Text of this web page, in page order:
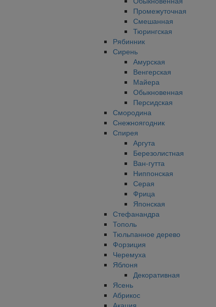
Промежуточная
Смешанная
Тюрингская
Рябинник
Сирень
Амурская
Венгерская
Майера
Обыкновенная
Персидская
Смородина
Снежноягодник
Спирея
Аргута
Березолистная
Ван-гутта
Ниппонская
Серая
Фрица
Японская
Стефанандра
Тополь
Тюльпанное дерево
Форзиция
Черемуха
Яблоня
Декоративная
Ясень
Абрикос
Акация